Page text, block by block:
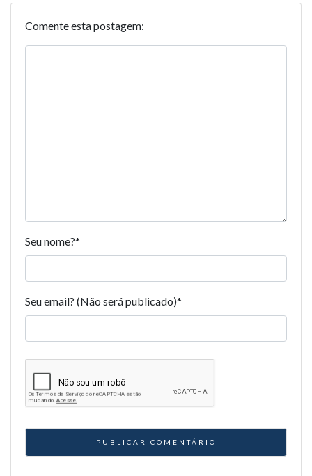
Comente esta postagem:
Seu nome?*
Seu email? (Não será publicado)*